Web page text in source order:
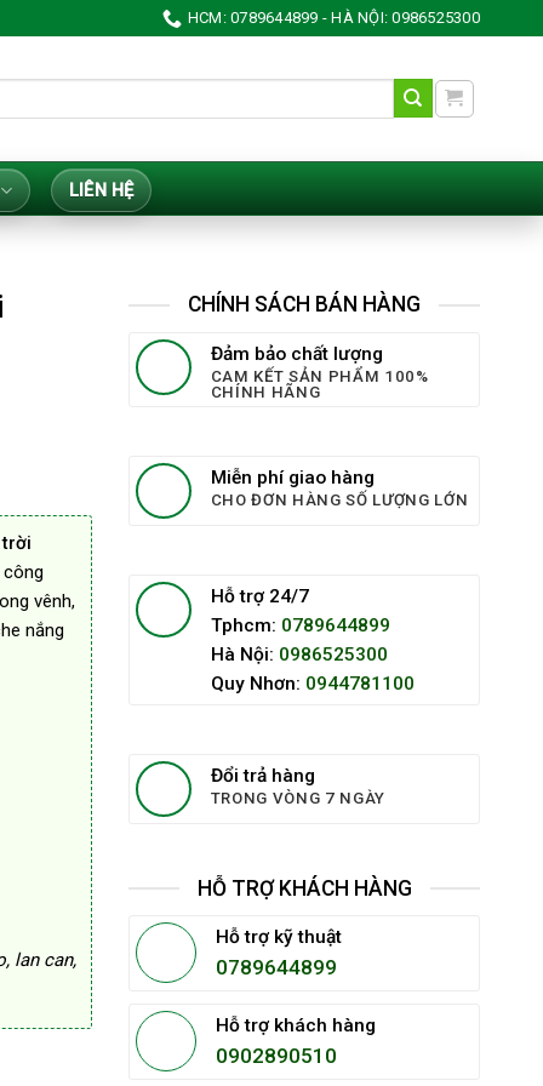
HCM: 0789644899 - HÀ NỘI: 0986525300
LIÊN HỆ
vênh,
nắng
lan can,
CHÍNH SÁCH BÁN HÀNG
Đảm bảo chất lượng
CAM KẾT SẢN PHẨM 100%
CHÍNH HÃNG
Miễn phí giao hàng
CHO ĐƠN HÀNG SỐ LƯỢNG LỚN
Hỗ trợ 24/7
Tphcm: 0789644899
Hà Nội: 0986525300
Quy Nhơn: 0944781100
Đổi trả hàng
TRONG VÒNG 7 NGÀY
HỖ TRỢ KHÁCH HÀNG
Hỗ trợ kỹ thuật
0789644899
Hỗ trợ khách hàng
0902890510